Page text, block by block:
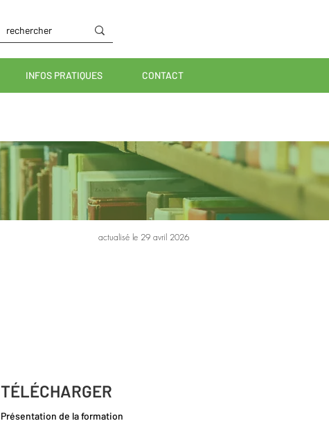
INFOS PRATIQUES CONTACT
actualisé le 29 avril 2026
TÉLÉCHARGER
Présentation de la formation